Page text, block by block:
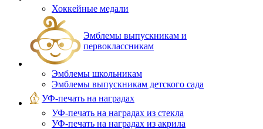
Хоккейные медали
Эмблемы выпускникам и
первоклассникам
Эмблемы школьникам
Эмблемы выпускникам детского сада
УФ-печать на наградах
УФ‑печать на наградах из стекла
УФ-печать на наградах из акрила